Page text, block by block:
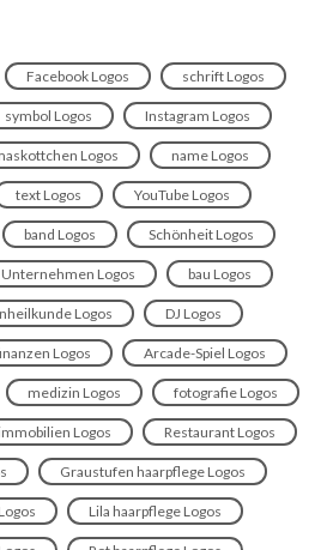
Facebook Logos schrift Logos
symbol Logos Instagram Logos
Logos name Logos
text Logos YouTube Logos
band Logos Schönheit Logos
Unternehmen Logos bau Logos
Logos DJ Logos
Logos Arcade-Spiel Logos
medizin Logos fotografie Logos
Logos Restaurant Logos
Graustufen haarpflege Logos
Lila haarpflege Logos